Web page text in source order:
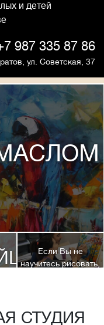
и детей
987 335 87 86
ул. Советская, 37
Если Вы не
научитесь рисовать,
стоимость обучения!*
СТУДИЯ